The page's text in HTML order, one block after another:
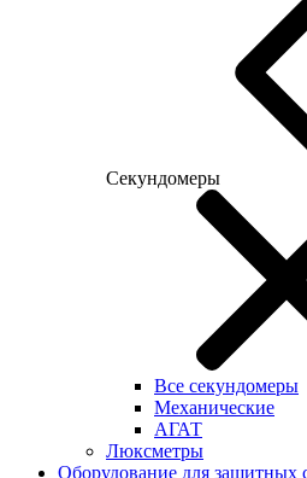
Секундомеры
Все секундомеры
Механические
АГАТ
Люксметры
Оборудование для защитных